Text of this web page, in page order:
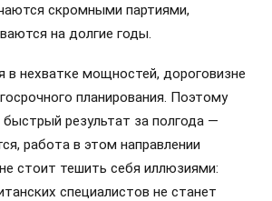
скромными партиями,
на долгие годы.
в нехватке мощностей, дороговизне
планирования. Поэтому
результат за полгода —
работа в этом направлении
стоит тешить себя иллюзиями:
специалистов не станет